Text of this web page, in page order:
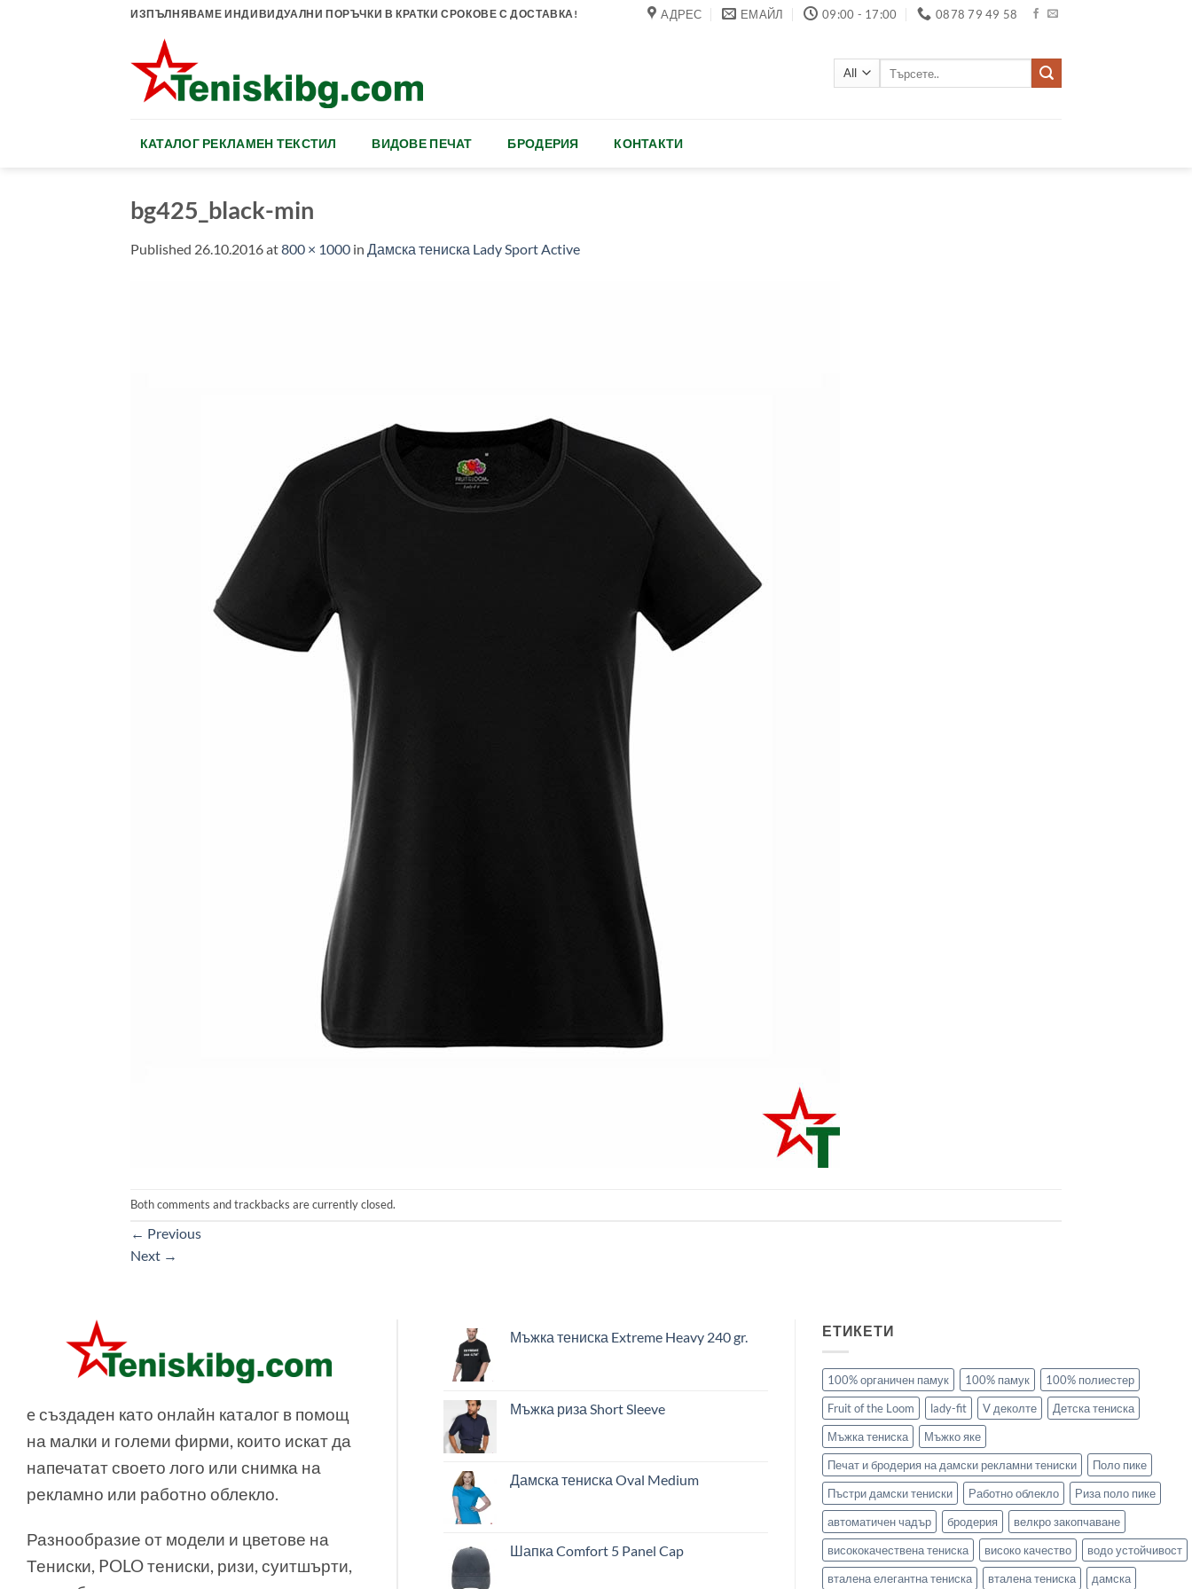
ИЗПЪЛНЯВАМЕ ИНДИВИДУАЛНИ ПОРЪЧКИ В КРАТКИ СРОКОВЕ С ДОСТАВКА! АДРЕС ЕМАЙЛ 09:00 - 17:00 0878 79 49 58
КАТАЛОГ РЕКЛАМЕН ТЕКСТИЛ ВИДОВЕ ПЕЧАТ БРОДЕРИЯ КОНТАКТИ
bg425_black-min
Published 26.10.2016at800 × 1000 in Дамска тениска Lady Sport Active
Both comments and trackbacks are currently closed.
← Previous
Next →
e създаден като онлайн каталог в помощ
на малки и големи фирми, които искат да
напечатат своето лого или снимка на
рекламно или работно облекло.
Разнообразие от модели и цветове на
Тениски, POLO тениски, ризи, суитшърти,
Мъжка тениска Extreme Heavy 240 gr.
Мъжка риза Short Sleeve
Дамска тениска Oval Medium
Шапка Comfort 5 Panel Cap
ЕТИКЕТИ
100% органичен памук 100% памук
100% полиестер
Fruit of the Loom
lady-fit V деколте
Детска тениска
Мъжка тениска
Мъжко яке
Печат и бродерия на дамски рекламни тениски
Поло пике
Пъстри дамски тениски
Работно облекло
Риза поло пике
автоматичен чадър
бродерия
велкро закопчаване
висококачествена тениска
високо качество
водо устойчивост
вталена елегантна тениска
вталена тениска дамска